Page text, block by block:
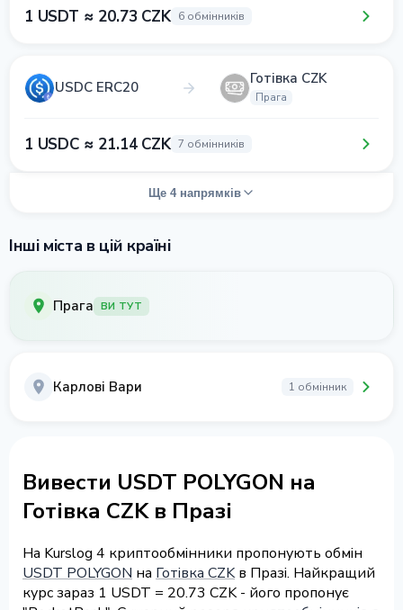
1 USDT ≈ 20.73 CZK 6 обмінників
USDC ERC20 Готівка CZK
Прага
1 USDC ≈ 21.14 CZK 7 обмінників
Ще 4 напрямків
Інші міста в цій країні
Прага ВИ ТУТ
Карлові Вари 1 обмінник
Вивести USDT POLYGON на
Готівка CZK в Празі
На Kurslog 4 криптообмінники пропонують обмін
USDT POLYGON на Готівка CZKв Празі. Найкращий
курс зараз 1 USDT = 20.73 CZK - його пропонує